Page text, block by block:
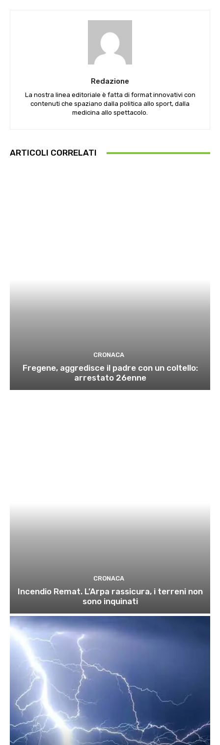
Redazione
La nostra linea editoriale è fatta di format innovativi con
contenuti che spaziano dalla politica allo sport, dalla
medicina allo spettacolo.
ARTICOLI CORRELATI
CRONACA
Fregene, aggredisce il padre con un coltello:
arrestato 26enne
CRONACA
Incendio Remat. L’Arpa rassicura, i terreni non
sono inquinati